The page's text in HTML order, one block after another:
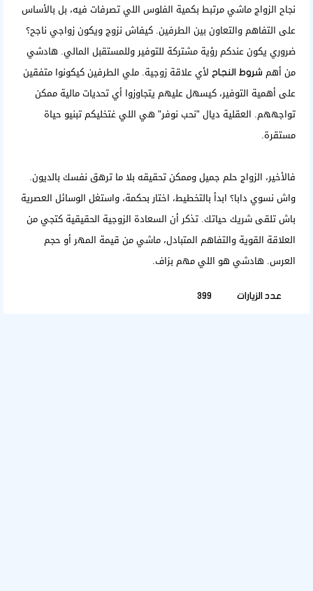
نجاح الزواج ماشي مرتبط بكمية الفلوس اللي تصرفات فيه، بل بالأساس
على التفاهم والتعاون بين الطرفين. كيفاش نزوج ويكون زواجي ناجح؟
ضروري يكون عندكم رؤية مشتركة للتوفير وللمستقبل المالي. هادشي
من أهم شروط النجاح لأي علاقة زوجية. ملي الطرفين كيكونوا متفقين
على أهمية التوفير، كيسهل عليهم يتجاوزوا أي تحديات مالية ممكن
تواجههم. العقلية ديال "نحب نوفر" هي اللي غتخليكم تبنيو حياة
مستقرة.
فالأخير، الزواج حلم جميل وممكن تحقيقه بلا ما ترهق نفسك بالديون.
واش نسوي دابا؟ ابدأ بالتخطيط، اختار بحكمة، واستغل الوسائل العصرية
باش تلقى شريك حياتك. تذكر أن السعادة الزوجية الحقيقية كتجي من
العلاقة القوية والتفاهم المتبادل، ماشي من قيمة المهر أو حجم
العرس. هادشي هو اللي مهم بزاف.
عدد الزيارات 399